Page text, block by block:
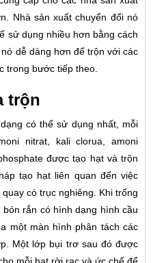
Nhà sản xuất chuyển đổi nó
sử dụng nhiều hơn bằng cách
dễ dàng hơn để trộn với các
trong bước tiếp theo.
trộn
có thể sử dụng nhất, mỗi
nitrat, kali clorua, amoni
được tạo hạt và trộn
tạo hạt liên quan đến việc
có trục nghiêng. Khi trống
rắn có hình dạng hình cầu
một màn hình phân tách các
Một lớp bụi trơ sau đó được